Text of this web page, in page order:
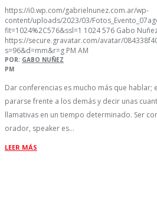
https://i0.wp.com/gabrielnunez.com.ar/wp-
content/uploads/2023/03/
fit=1024%2C576&ssl=1 1024576 Gabo
https://secure.gravatar.com/avatar/
s=96&d=mm&r=g PM AM
POR: GABO NUÑEZ
PM
Dar conferencias es mucho más que hablar;
pararse frente a los demás y decir unas
llamativas en un tiempo determinado. Ser
orador, speaker es…
LEER MÁS